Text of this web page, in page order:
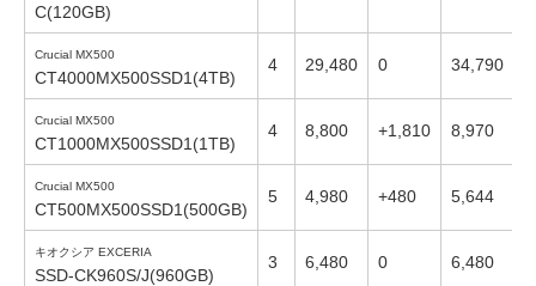
C(120GB)
Crucial MX500
CT4000MX500SSD1(4TB)
4 29,480 0 34,790
Crucial MX500
CT1000MX500SSD1(1TB)
4 8,800 +1,810 8,970
Crucial MX500
CT500MX500SSD1(500GB)
5 4,980 +480 5,644
キオクシア EXCERIA
SSD-CK960S/J(960GB)
3 6,480 0 6,480